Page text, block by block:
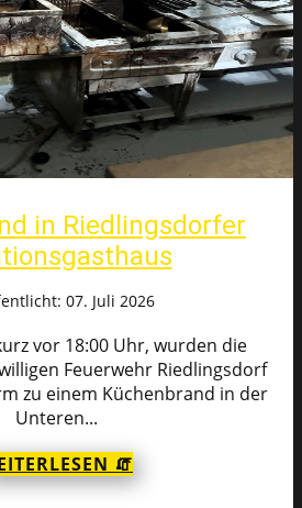
in Riedlingsdorfer
07. Juli 2026
vor 18:00 Uhr, wurden die
Feuerwehr Riedlingsdorf
zu einem Küchenbrand in der
Unteren...
🧯